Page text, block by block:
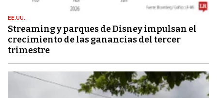
EE.UU.
Streaming y parques de Disney impulsan el
crecimiento de las ganancias del tercer
trimestre